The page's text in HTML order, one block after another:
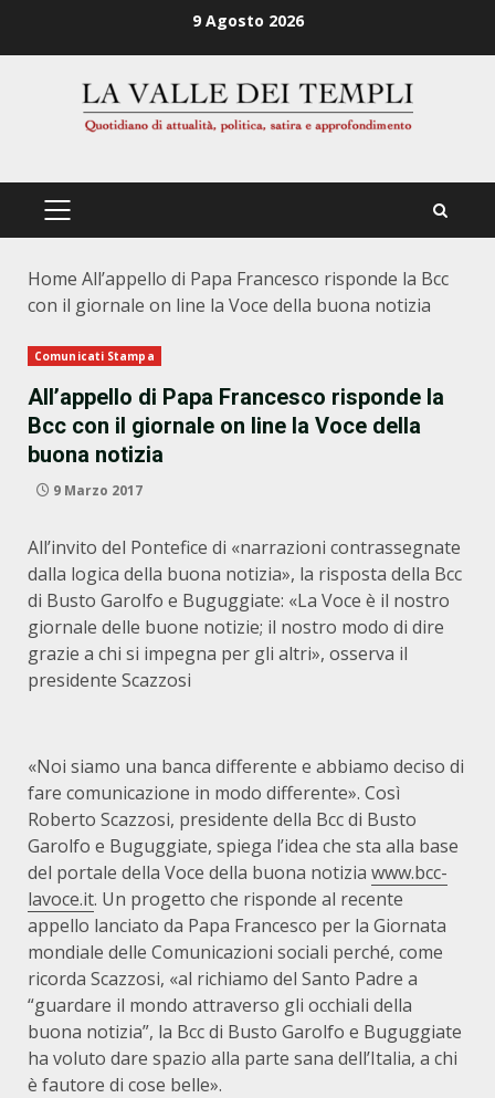
9 Agosto 2026
PRIMÄRES
Home All’appello di Papa Francesco risponde la Bcc
con il giornale on line la Voce della buona notizia
Comunicati Stampa
All’appello di Papa Francesco risponde la
Bcc con il giornale on line la Voce della
buona notizia
9 Marzo 2017
All’invito del Pontefice di «narrazioni contrassegnate
dalla logica della buona notizia», la risposta della Bcc
di Busto Garolfo e Buguggiate: «La Voce è il nostro
giornale delle buone notizie; il nostro modo di dire
grazie a chi si impegna per gli altri», osserva il
presidente Scazzosi
«Noi siamo una banca differente e abbiamo deciso di
fare comunicazione in modo differente». Così
Roberto Scazzosi, presidente della Bcc di Busto
Garolfo e Buguggiate, spiega l’idea che sta alla base
del portale della Voce della buona notizia www.bcc-
lavoce.it. Un progetto che risponde al recente
appello lanciato da Papa Francesco per la Giornata
mondiale delle Comunicazioni sociali perché, come
ricorda Scazzosi, «al richiamo del Santo Padre a
“guardare il mondo attraverso gli occhiali della
buona notizia”, la Bcc di Busto Garolfo e Buguggiate
ha voluto dare spazio alla parte sana dell’Italia, a chi
è fautore di cose belle».